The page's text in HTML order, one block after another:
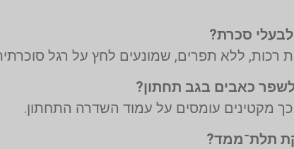
ללא תפרים, שמונעים לחץ על רגל
מקטינים עומסים על עמוד השדרה התחתון.